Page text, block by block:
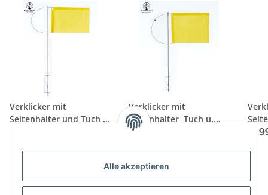
Alle akzeptieren
Verklicker mit
Seitenhalter und Tuch,
Verklicker mit
Seitenhalter, Tuch u.
Gegengewicht, 100mm,
13,99 €